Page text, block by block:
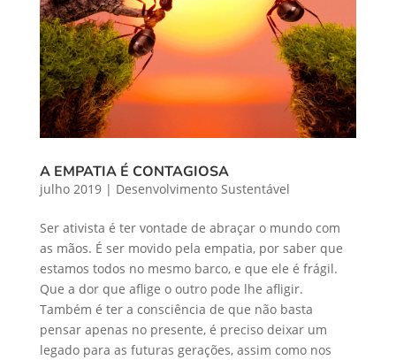
A EMPATIA É CONTAGIOSA
julho 2019| Desenvolvimento Sustentável
Ser ativista é ter vontade de abraçar o mundo com
as mãos. É ser movido pela empatia, por saber que
estamos todos no mesmo barco, e que ele é frágil.
Que a dor que aflige o outro pode lhe afligir.
Também é ter a consciência de que não basta
pensar apenas no presente, é preciso deixar um
legado para as futuras gerações, assim como nos